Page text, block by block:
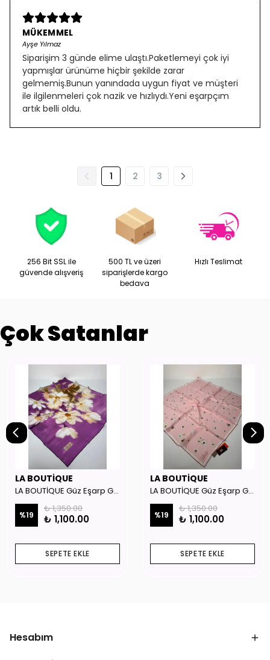
MÜKEMMEL
Ayşe Yılmaz
Siparişim 3 günde elime ulaştı.Paketlemeyi çok iyi
yapmışlar ürünüme hiçbir şekilde zarar
gelmemiş.Bunun yanındada uygun fiyat ve müşteri
ile ilgilenmeleri çok nazik ve hızlıydı.Yeni eşarpçım
artık belli oldu.
1 2 3
256 Bit SSL ile
güvende alışveriş
500 TL ve üzeri
siparişlerde kargo
bedava
Hızlı Teslimat
Çok Satanlar
LA BOUTİQUE
LA BOUTİQUE Güz Eşarp GYSE262908
%19
₺ 1,350.00
₺ 1,100.00
SEPETE EKLE
LA BOUTİQUE
LA BOUTİQUE Güz Eşarp GYSE130804
%19
₺ 1,350.00
₺ 1,100.00
SEPETE EKLE
Hesabım